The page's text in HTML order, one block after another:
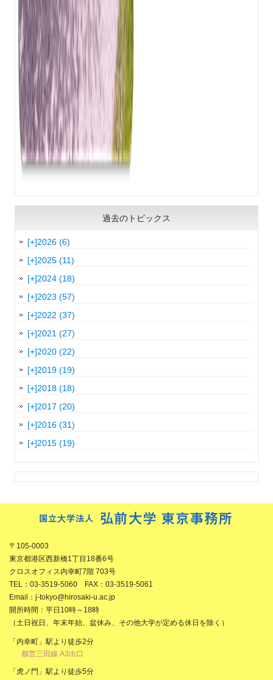
過去のトピックス
[+]2026 (6)
[+]2025 (11)
[+]2024 (18)
[+]2023 (57)
[+]2022 (37)
[+]2021 (27)
[+]2020 (22)
[+]2019 (19)
[+]2018 (18)
[+]2017 (20)
[+]2016 (31)
[+]2015 (19)
〒105-0003
東京都港区西新橋1丁目18番6号
クロスオフィス内幸町7階 703号
TEL：03-3519-5060 FAX：03-3519-5061
Email：j-tokyo@hirosaki-u.ac.jp
開所時間：平日10時～18時
（土日祝日、年末年始、盆休み、その他大学が定める休日を除く）
「内幸町」駅より徒歩2分
都営三田線 A3出口
「虎ノ門」駅より徒歩5分